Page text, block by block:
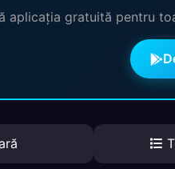
aplicația gratuită pentru